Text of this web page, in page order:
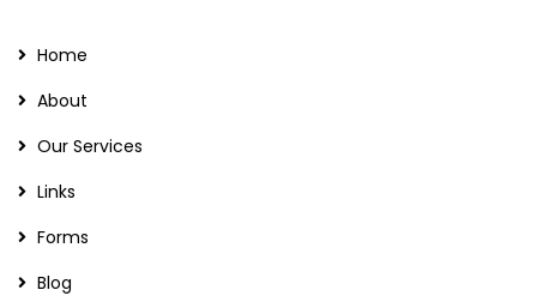
Home
About
Our Services
Links
Forms
Blog